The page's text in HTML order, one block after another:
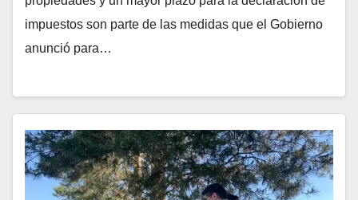
impuestos son parte de las medidas que el Gobierno
anunció para…